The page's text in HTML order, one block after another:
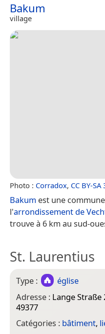
Bakum
village
Photo : Corradox, CC BY-SA
Bakum est une
l'arrondissement de
trouve à 6 km au sud-
St. Laurentius
Type :
église
Adresse : Lange Straße
49377
Catégories : bâtiment,